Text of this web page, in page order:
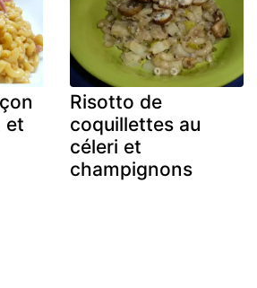
et
Risotto de
coquillettes au
céleri et
champignons